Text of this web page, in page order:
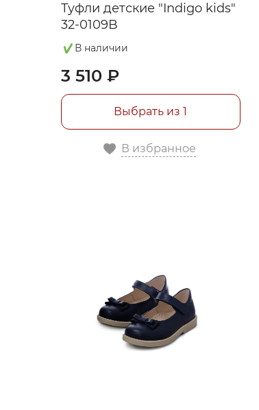
Туфли детские "Indigo kids"
32-0109B
В наличии
3 510 ₽
Выбрать из 1
В избранное